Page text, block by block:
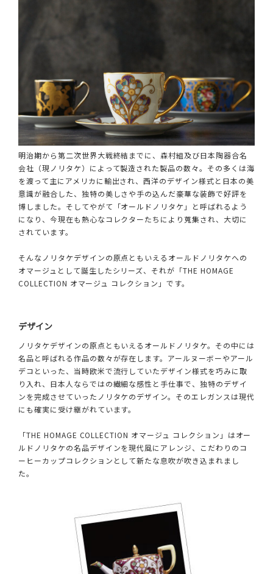
明治期から第二次世界大戦終結までに、森村組及び日本陶器合名
会社（現ノリタケ）によって製造された製品の数々。その多くは海
を渡って主にアメリカに輸出され、西洋のデザイン様式と日本の美
意識が融合した、独特の美しさや手の込んだ豪華な装飾で好評を
博しました。そしてやがて「オールドノリタケ」と呼ばれるよう
になり、今現在も熱心なコレクターたちにより蒐集され、大切に
されています。
そんなノリタケデザインの原点ともいえるオールドノリタケへの
オマージュとして誕生したシリーズ、それが「THE HOMAGE
COLLECTION オマージュ コレクション」です。
デザイン
ノリタケデザインの原点ともいえるオールドノリタケ。その中には
名品と呼ばれる作品の数々が存在します。アールヌーボーやアール
デコといった、当時欧米で流行していたデザイン様式を巧みに取
り入れ、日本人ならではの繊細な感性と手仕事で、独特のデザイ
ンを完成させていったノリタケのデザイン。そのエレガンスは現代
にも確実に受け継がれています。
「THE HOMAGE COLLECTION オマージュ コレクション」はオー
ルドノリタケの名品デザインを現代風にアレンジ、こだわりのコ
ーヒーカップコレクションとして新たな息吹が吹き込まれまし
た。